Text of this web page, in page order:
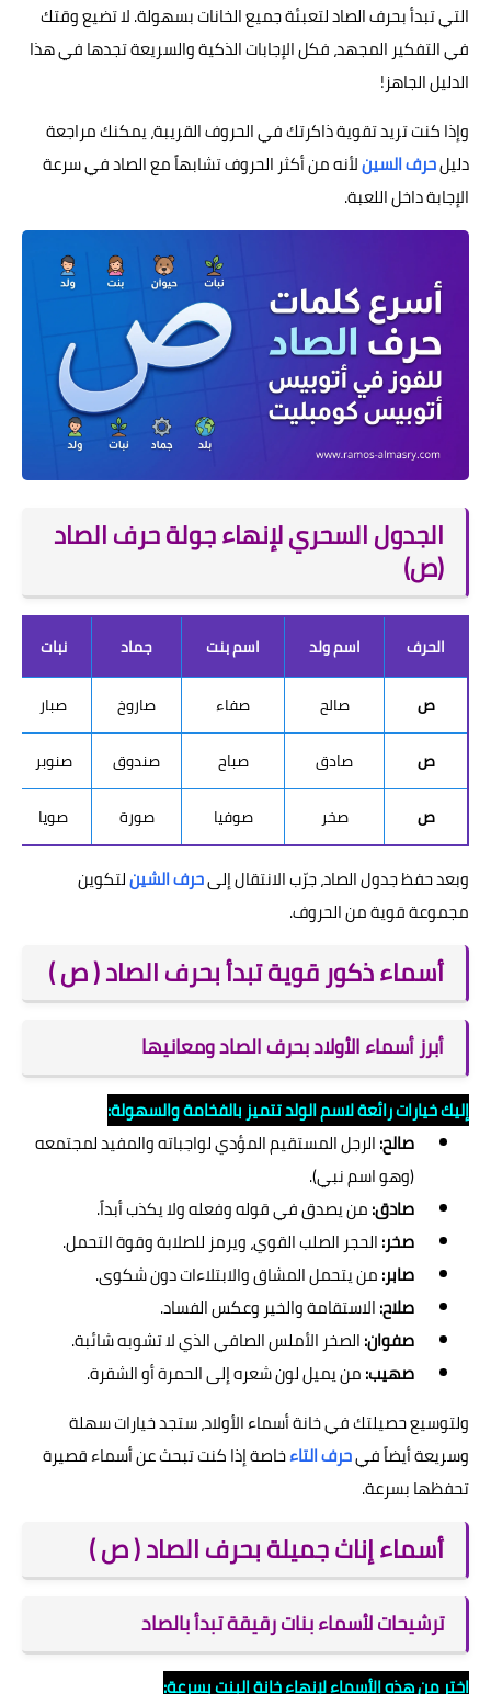
التي تبدأ بحرف الصاد لتعبئة جميع الخانات بسهولة. لا تضيع وقتك
في التفكير المجهد، فكل الإجابات الذكية والسريعة تجدها في هذا
الدليل الجاهز!
وإذا كنت تريد تقوية ذاكرتك في الحروف القريبة، يمكنك مراجعة
دليلحرف السينلأنه من أكثر الحروف تشابهاً مع الصاد في سرعة
الإجابة داخل اللعبة.
الجدول السحري لإنهاء جولة حرف الصاد
(ص)
الحرف اسم ولد اسم بنت جماد نبات
ص صالح صفاء صاروخ
صبار
ص
صادق صباح صندوق
صنوبر
ص
صخر صوفيا صورة صويا
وبعد حفظ جدول الصاد، جرّب الانتقال إلىحرف الشينلتكوين
مجموعة قوية من الحروف.
أسماء ذكور قوية تبدأ بحرف الصاد ( ص )
أبرز أسماء الأولاد بحرف الصاد ومعانيها
إليك خيارات رائعة لاسم الولد تتميز بالفخامة والسهولة:
صالح:الرجل المستقيم المؤدي لواجباته والمفيد لمجتمعه
(وهو اسم نبي).
صادق:من يصدق في قوله وفعله ولا يكذب أبداً.
صخر:الحجر الصلب القوي، ويرمز للصلابة وقوة التحمل.
صابر:من يتحمل المشاق والابتلاءات دون شكوى.
صلاح:الاستقامة والخير وعكس الفساد.
صفوان:الصخر الأملس الصافي الذي لا تشوبه شائبة.
صهيب:من يميل لون شعره إلى الحمرة أو الشقرة.
ولتوسيع حصيلتك في خانة أسماء الأولاد، ستجد خيارات سهلة
وسريعة أيضاً فيحرف التاءخاصة إذا كنت تبحث عن أسماء قصيرة
تحفظها بسرعة.
أسماء إناث جميلة بحرف الصاد ( ص )
ترشيحات لأسماء بنات رقيقة تبدأ بالصاد
اختر من هذه الأسماء لإنهاء خانة البنت بسرعة: